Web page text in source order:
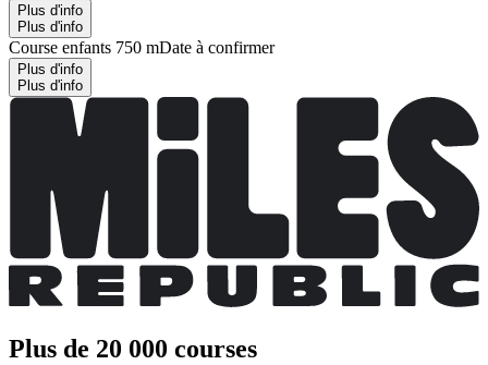
Plus d'info
Plus d'info
Course enfants 750 mDate à confirmer
Plus d'info
Plus d'info
Plus de 20 000 courses